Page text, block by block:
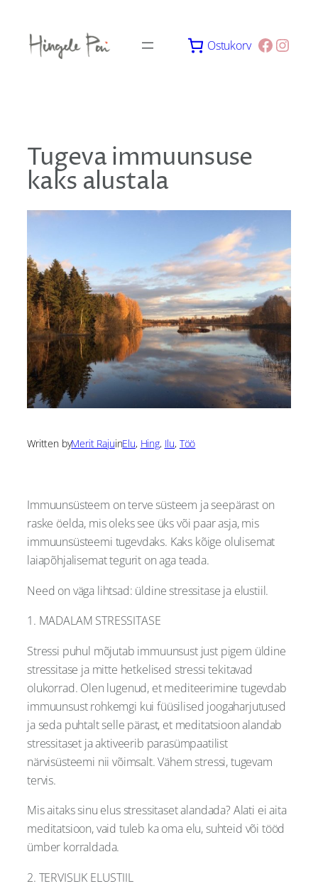
content
Ostukorv
Tugeva immuunsuse
kaks alustala
Written byMerit RajuinElu, Hing, Ilu, Töö
Immuunsüsteem on terve süsteem ja seepärast on
raske öelda, mis oleks see üks või paar asja, mis
immuunsüsteemi tugevdaks. Kaks kõige olulisemat
laiapõhjalisemat tegurit on aga teada.
Need on väga lihtsad: üldine stressitase ja elustiil.
1. MADALAM STRESSITASE
Stressi puhul mõjutab immuunsust just pigem üldine
stressitase ja mitte hetkelised stressi tekitavad
olukorrad. Olen lugenud, et mediteerimine tugevdab
immuunsust rohkemgi kui füüsilised joogaharjutused
ja seda puhtalt selle pärast, et meditatsioon alandab
stressitaset ja aktiveerib parasümpaatilist
närvisüsteemi nii võimsalt. Vähem stressi, tugevam
tervis.
Mis aitaks sinu elus stressitaset alandada? Alati ei aita
meditatsioon, vaid tuleb ka oma elu, suhteid või tööd
ümber korraldada.
2. TERVISLIK ELUSTIIL